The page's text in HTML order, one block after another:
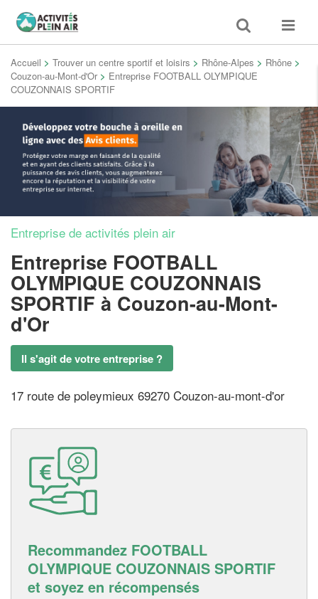
Toggle
search
Toggle
Accueil > Trouver un centre sportif et loisirs > Rhône-Alpes > Rhône >
Couzon-au-Mont-d'Or > Entreprise FOOTBALL OLYMPIQUE
COUZONNAIS SPORTIF
Entreprise de activités plein air
Entreprise FOOTBALL
OLYMPIQUE COUZONNAIS
SPORTIF à Couzon-au-Mont-
d'Or
Il s'agit de votre entreprise ?
17 route de poleymieux 69270 Couzon-au-mont-d'or
Recommandez FOOTBALL
OLYMPIQUE COUZONNAIS SPORTIF
et soyez en récompensés